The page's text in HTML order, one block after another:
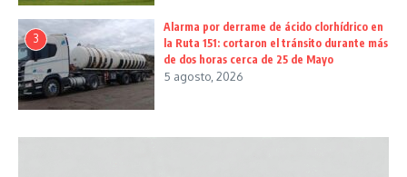
3
Alarma por derrame de ácido clorhídrico en
la Ruta 151: cortaron el tránsito durante más
de dos horas cerca de 25 de Mayo
5 agosto, 2026